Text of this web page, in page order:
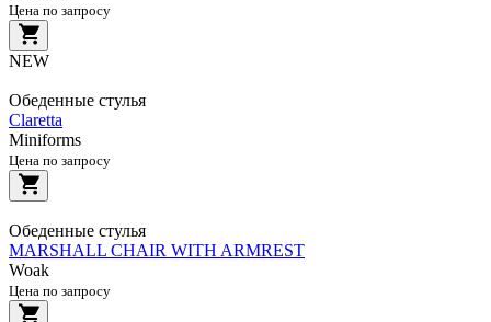
Цена по запросу
NEW
Обеденные стулья
Claretta
Miniforms
Цена по запросу
Обеденные стулья
MARSHALL CHAIR WITH ARMREST
Woak
Цена по запросу